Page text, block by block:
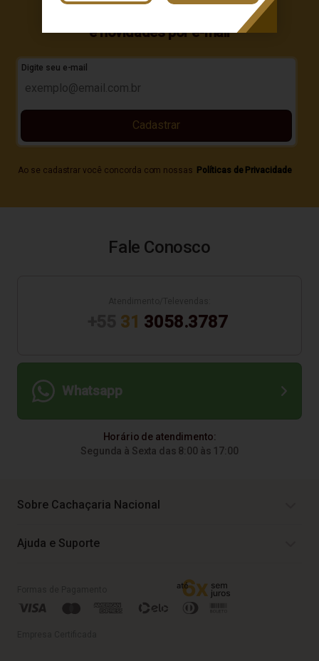
e novidades por e-mail
Digite seu e-mail
Ao se cadastrar você concorda com nossas Políticas de Privacidade
Cadastrar
Fale Conosco
31 3058.3787
Whatsapp
Horário de atendimento:
Segunda à Sexta das 8:00 às 17:00
Sobre Cachaçaria Nacional
Ajuda e Suporte